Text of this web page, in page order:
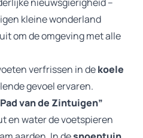
kleine wonderland
om de omgeving met alle
verfrissen in dekoele
gevoel ervaren.
van de Zintuigen”
en water de voetspieren